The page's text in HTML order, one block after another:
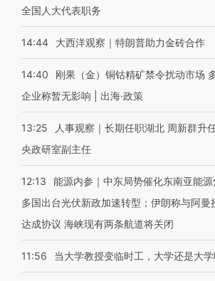
全国人大代表职务
14:44 大西洋观察｜特朗普助力金砖合作
14:40
刚果（金）铜钴精矿禁令扰动市场
企业称暂无影响 | 出海·政策
13:25
人事观察｜长期任职湖北 周新群升
央政研室副主任
12:13
能源内参｜中东局势催化东南亚能
多国出台光伏新政加速转型；伊朗称与阿曼
达成协议 海峡现有两条航道将关闭
11:56 当大学教授变临时工，大学还是大